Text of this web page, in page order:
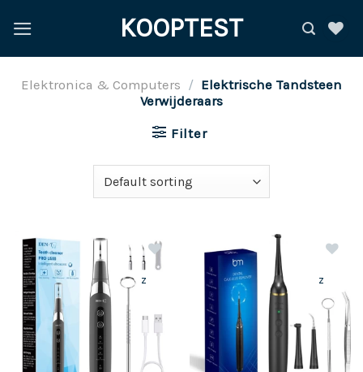
naar
KOOPTEST
Elektronica & Computers / Elektrische Tandsteen
Verwijderaars
Filter
z z